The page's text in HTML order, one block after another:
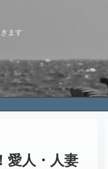
ます
愛人・人妻